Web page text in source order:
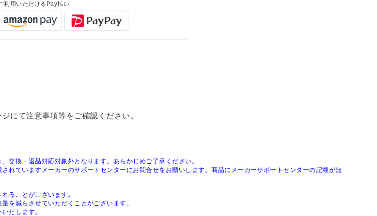
利用いただけるPay払い
ジにて注意事項等をご確認ください。
交換・返品対応対象外となります。あらかじめご了承ください。
れていますメーカーのサポートセンターにお問合せをお願いします。商品にメーカーサポートセンターの記載が無
ることがございます。
を減らさせていただくことがございます。
たします。